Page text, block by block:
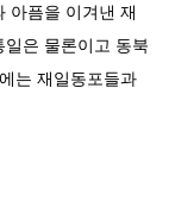
아픔을 이겨낸 재
은 물론이고 동북
는 재일동포들과